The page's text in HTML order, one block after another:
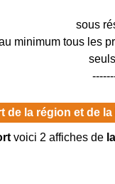
sous
minimum tous les
de la région et de la
voici 2 affiches de